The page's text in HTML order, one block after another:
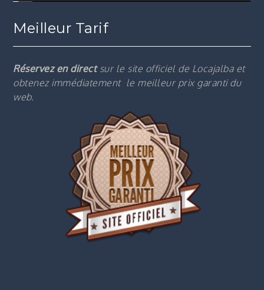
Meilleur Tarif
Réservez en directsur le site officiel de Locajalba et
obtenez immédiatement le meilleur prix garanti du
web.